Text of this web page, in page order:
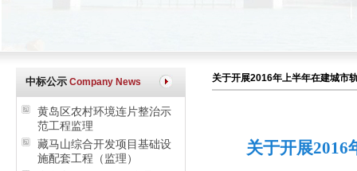
中标公示 Company News
黄岛区农村环境连片整治示
范工程监理
藏马山综合开发项目基础设
施配套工程（监理）
关于开展2016年上半年在建城市
关于开展2016